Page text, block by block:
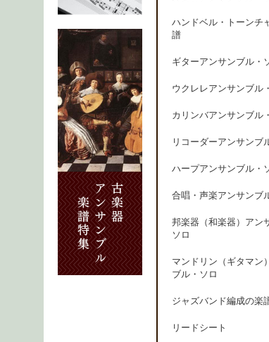
ハンドベル・トーンチ
譜
ギターアンサンブル・
ウクレレアンサンブル
カリンバアンサンブル
リコーダーアンサンブ
ハープアンサンブル・
合唱・声楽アンサンブ
邦楽器（和楽器）アン
ソロ
マンドリン（ギタマン
ブル・ソロ
ジャズバンド編成の楽
リードシート